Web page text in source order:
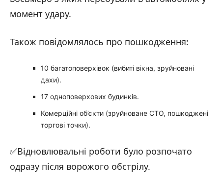
момент удару.
Також повідомлялось про пошкодження:
10 багатоповерхівок (вибиті вікна, зруйновані
дахи).
17 одноповерхових будинків.
Комерційні об’єкти (зруйноване СТО, пошкоджені
торгові точки).
✅Відновлювальні роботи було розпочато
одразу після ворожого обстрілу.